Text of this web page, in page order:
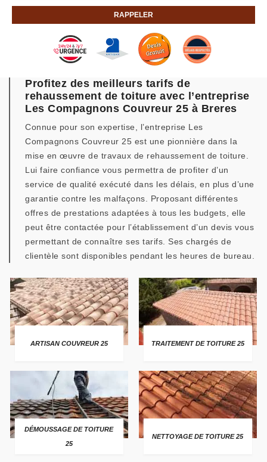
Profitez des meilleurs tarifs de
rehaussement de toiture avec l’entreprise
Les Compagnons Couvreur 25 à Breres
Connue pour son expertise, l’entreprise Les
Compagnons Couvreur 25 est une pionnière dans la
mise en œuvre de travaux de rehaussement de toiture.
Lui faire confiance vous permettra de profiter d’un
service de qualité exécuté dans les délais, en plus d’une
garantie contre les malfaçons. Proposant différentes
offres de prestations adaptées à tous les budgets, elle
peut être contactée pour l’établissement d’un devis vous
permettant de connaître ses tarifs. Ses chargés de
clientèle sont disponibles pendant les heures de bureau.
ARTISAN COUVREUR 25 TRAITEMENT DE TOITURE 25
DÉMOUSSAGE DE TOITURE
25
NETTOYAGE DE TOITURE 25